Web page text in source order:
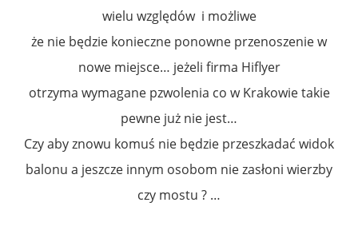
wielu względów i możliwe
że nie będzie konieczne ponowne przenoszenie w
nowe miejsce… jeżeli firma Hiflyer
otrzyma wymagane pzwolenia co w Krakowie takie
pewne już nie jest…
Czy aby znowu komuś nie będzie przeszkadać widok
balonu a jeszcze innym osobom nie zasłoni wierzby
czy mostu ? …